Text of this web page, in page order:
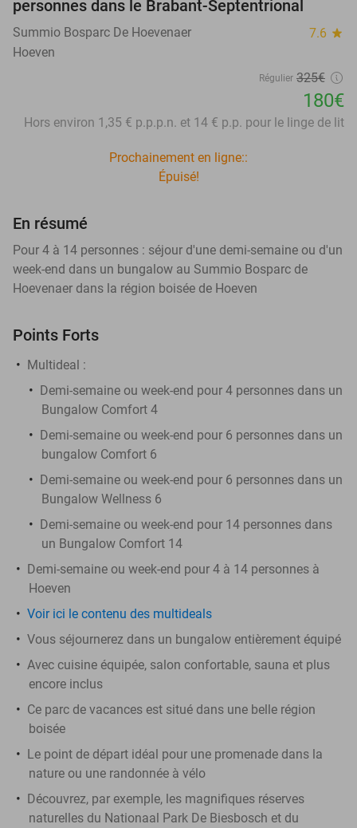
personnes dans le Brabant-Septentrional
Summio Bosparc De Hoevenaer 7.6 star
Hoeven
Régulier 325€
180€
Hors environ 1,35 € p.p.p.n. et 14 € p.p. pour le linge de lit
Prochainement en ligne::
Épuisé!
En résumé
Pour 4 à 14 personnes : séjour d'une demi-semaine ou d'un
week-end dans un bungalow au Summio Bosparc de
Hoevenaer dans la région boisée de Hoeven
Points Forts
Multideal :
Demi-semaine ou week-end pour 4 personnes dans un
Bungalow Comfort 4
Demi-semaine ou week-end pour 6 personnes dans un
bungalow Comfort 6
Demi-semaine ou week-end pour 6 personnes dans un
Bungalow Wellness 6
Demi-semaine ou week-end pour 14 personnes dans
un Bungalow Comfort 14
Demi-semaine ou week-end pour 4 à 14 personnes à
Hoeven
Voir ici le contenu des multideals
Vous séjournerez dans un bungalow entièrement équipé
Avec cuisine équipée, salon confortable, sauna et plus
encore inclus
Ce parc de vacances est situé dans une belle région
boisée
Le point de départ idéal pour une promenade dans la
nature ou une randonnée à vélo
Découvrez, par exemple, les magnifiques réserves
naturelles du Nationaal Park De Biesbosch et du